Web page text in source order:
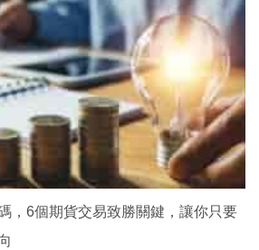
，6個期貨交易致勝關鍵，讓你只要